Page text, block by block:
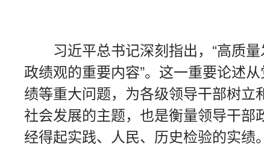
习近平总书记深刻指出，“高质
政绩观的重要内容”。这一重要论述
绩等重大问题，为各级领导干部树
社会发展的主题，也是衡量领导干
经得起实践、人民、历史检验的实绩。